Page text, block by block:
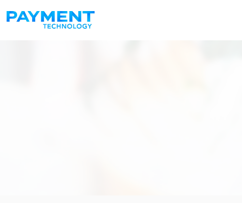
コンテンツへスキップ
メインナビゲーション